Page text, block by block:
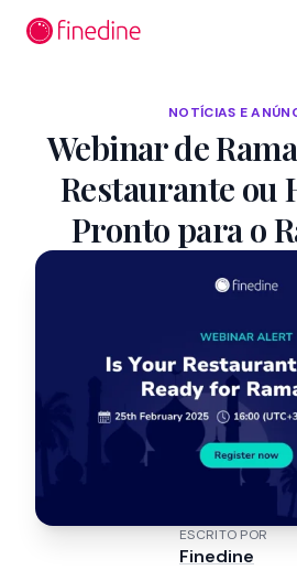
NOTÍCIAS E
Webinar de
Restaurante ou
Pronto para o
ESCRITO POR
Finedine